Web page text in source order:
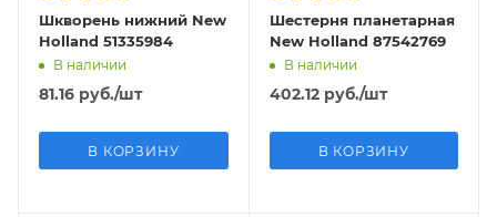
Шкворень нижний New
Holland 51335984
В наличии
81.16 руб./шт
В КОРЗИНУ
Шестерня планетарная
New Holland 87542769
В наличии
402.12руб./шт
В КОРЗИНУ